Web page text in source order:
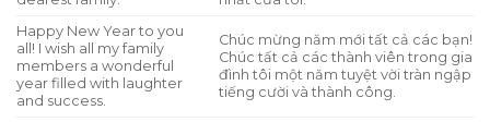
Happy New Year to you
all! I wish all my family
members a wonderful
year filled with laughter
and success.
Chúc mừng năm mới tất cả các bạn!
Chúc tất cả các thành viên trong gia
đình tôi một năm tuyệt vời tràn ngập
tiếng cười và thành công.